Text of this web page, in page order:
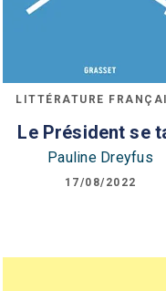
LITTÉRATURE
Le Président se
Pauline Dreyfus
17/08/2022